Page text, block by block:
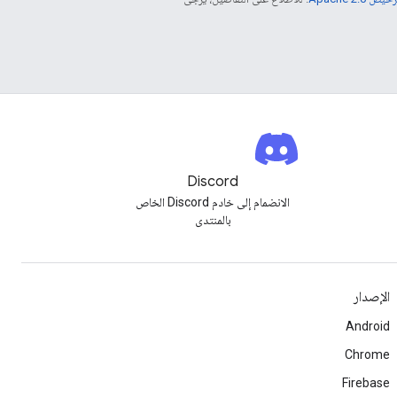
Discord
الانضمام إلى خادم Discord الخاص
بالمنتدى
الإصدار
Android
Chrome
Firebase